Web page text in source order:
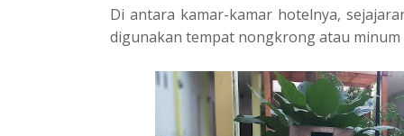
Di antara kamar-kamar hotelnya,
digunakan tempat nongkrong atau